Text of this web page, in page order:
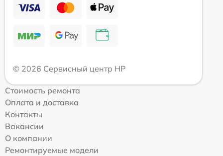
© 2026 Сервисный центр HP
Стоимость ремонта
Оплата и доставка
Контакты
Вакансии
О компании
Ремонтируемые модели